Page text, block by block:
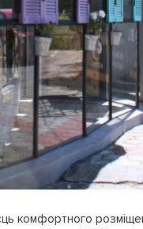
комфортного